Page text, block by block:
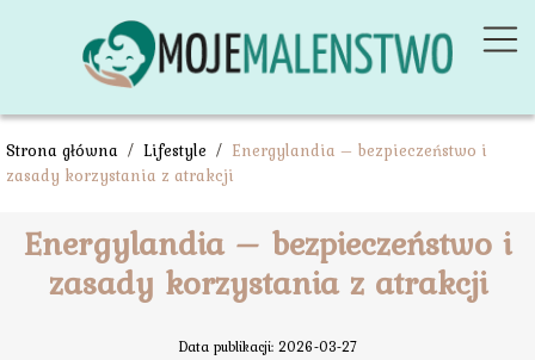
Strona główna / Lifestyle / Energylandia – bezpieczeństwo i
zasady korzystania z atrakcji
Energylandia – bezpieczeństwo i
zasady korzystania z atrakcji
Data publikacji: 2026-03-27